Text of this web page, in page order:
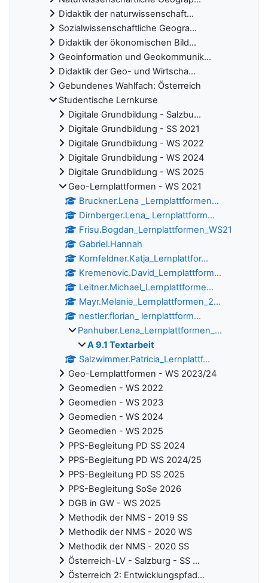
Didaktik der naturwissenschaft...
Sozialwissenschaftliche Geogra...
Didaktik der ökonomischen Bild...
Geoinformation und Geokommunik...
Didaktik der Geo- und Wirtscha...
Gebundenes Wahlfach: Österreich
Studentische Lernkurse
Digitale Grundbildung - Salzbu...
Digitale Grundbildung - SS 2021
Digitale Grundbildung - WS 2022
Digitale Grundbildung - WS 2024
Digitale Grundbildung - WS 2025
Geo-Lernplattformen - WS 2021
Bruckner.Lena _Lernplattformen...
Dirnberger.Lena_ Lernplattform...
Frisu.Bogdan_Lernplattformen_WS21
Gabriel.Hannah
Kornfeldner.Katja_Lernplattfor...
Kremenovic.David_Lernplattform...
Leitner.Michael_Lernplattforme...
Mayr.Melanie_Lernplattformen_2...
nestler.florian_ lernplattform...
Panhuber.Lena_Lernplattformen_...
A 9.1 Textarbeit
Salzwimmer.Patricia_Lernplattf...
Geo-Lernplattformen - WS 2023/24
Geomedien - WS 2022
Geomedien - WS 2023
Geomedien - WS 2024
Geomedien - WS 2025
PPS-Begleitung PD SS 2024
PPS-Begleitung PD WS 2024/25
PPS-Begleitung PD SS 2025
PPS-Begleitung SoSe 2026
DGB in GW - WS 2025
Methodik der NMS - 2019 SS
Methodik der NMS - 2020 WS
Methodik der NMS - 2020 SS
Österreich-LV - Salzburg - SS ...
Österreich 2: Entwicklungspfad...